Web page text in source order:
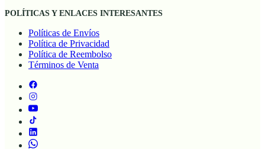
POLÍTICAS Y ENLACES INTERESANTES
Políticas de Envíos
Política de Privacidad
Política de Reembolso
Términos de Venta